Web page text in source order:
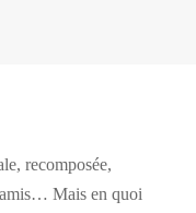
recomposée,
amis… Mais en quoi